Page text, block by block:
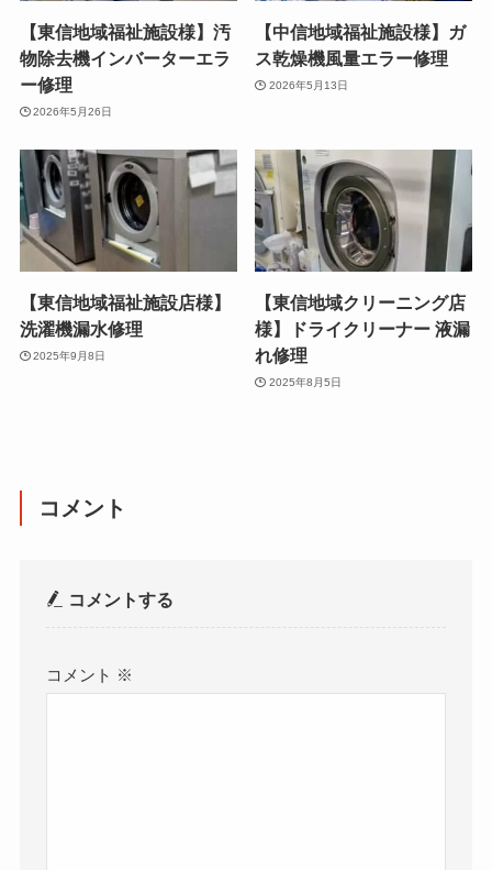
【東信地域福祉施設様】汚
物除去機インバーターエラ
ー修理
2026年5月26日
【中信地域福祉施設様】ガ
ス乾燥機風量エラー修理
2026年5月13日
【東信地域福祉施設店様】
洗濯機漏水修理
2025年9月8日
【東信地域クリーニング店
様】ドライクリーナー 液漏
れ修理
2025年8月5日
コメント
コメントする
コメント ※